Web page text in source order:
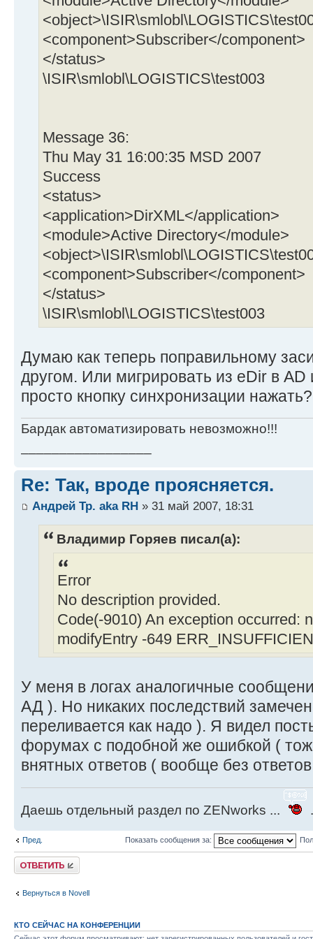
<component>Subscriber</component>
</status>
\ISIR\smlobl\LOGISTICS\test003
Message 36:
Thu May 31 16:00:35 MSD 2007
Success
<status>
<application>DirXML</application>
<module>Active Directory</module>
<component>Subscriber</component>
</status>
\ISIR\smlobl\LOGISTICS\test003
Думаю как теперь поправильному
другом. Или мигрировать из eDir в
просто кнопку синхронизации нажать?
Бардак автоматизировать невозможно!!!
Re: Так, вроде проясняется.
Андрей Тр. aka RH » 31 май 2007, 18:31
Владимир Горяев писал(а):
Error
No description provided.
Code(-9010) An exception occurred:
modifyEntry -649
У меня в логах аналогичные
АД ). Но никаких последствий
переливается как надо ). Я видел
форумах с подобной же ошибкой (
внятных ответов ( вообще без
Даешь отдельный раздел по ZENworks ...
Пред. Показать сообщения за:
Ответить
Вернуться в Novell
КТО СЕЙЧАС НА КОНФЕРЕНЦИИ